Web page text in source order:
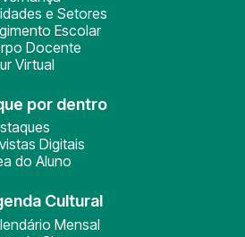
e Setores
Escolar
Docente
Virtual
por dentro
Digitais
do Aluno
Cultural
Mensal